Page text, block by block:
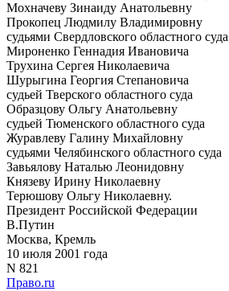
Мохначеву Зинаиду Анатольевну
Прокопец Людмилу Владимировну
судьями Свердловского областного суда
Мироненко Геннадия Ивановича
Трухина Сергея Николаевича
Шурыгина Георгия Степановича
судьей Тверского областного суда
Образцову Ольгу Анатольевну
судьей Тюменского областного суда
Журавлеву Галину Михайловну
судьями Челябинского областного суда
Завьялову Наталью Леонидовну
Князеву Ирину Николаевну
Терюшову Ольгу Николаевну.
Президент Российской Федерации
В.Путин
Москва, Кремль
10 июля 2001 года
N 821
Право.ru